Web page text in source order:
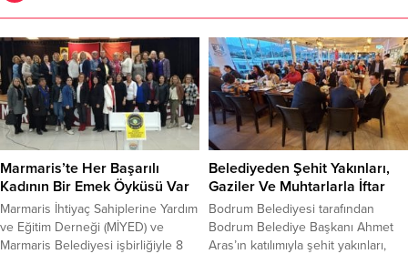
Marmaris’te Her Başarılı
Kadının Bir Emek Öyküsü Var
Marmaris İhtiyaç Sahiplerine Yardım
ve Eğitim Derneği (MİYED) ve
Marmaris Belediyesi işbirliğiyle 8
Belediyeden Şehit Yakınları,
Gaziler Ve Muhtarlarla İftar
Bodrum Belediyesi tarafından
Bodrum Belediye Başkanı Ahmet
Aras’ın katılımıyla şehit yakınları,